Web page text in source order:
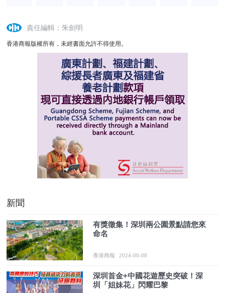
責任編輯：朱劍明
香港商報版權所有，未經書面允許不得使用。
新聞
有獎徵集！深圳兩公園景點請您來
命名
香港商報 2024-08-08
深圳首金+中國花遊歷史突破！深
圳「姐妹花」閃耀巴黎